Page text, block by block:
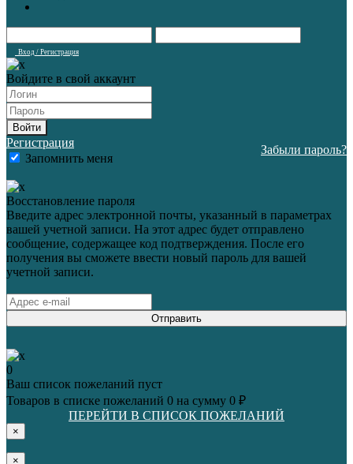
Вход / Регистрация
Войдите в свой аккаунт
Войти
Регистрация
Запомнить меня
Забыли пароль?
Восстановление пароля
Введите адрес электронной почты, указанный в параметрах
вашей учетной записи. На этот адрес будет отправлено
сообщение, содержащее код подтверждения. После его
получения вы сможете ввести новый пароль для вашей
учетной записи.
Отправить
0
Ваш список пожеланий пуст
Товаров в списке пожеланий 0 на сумму 0 ₽
ПЕРЕЙТИ В СПИСОК ПОЖЕЛАНИЙ
×
×